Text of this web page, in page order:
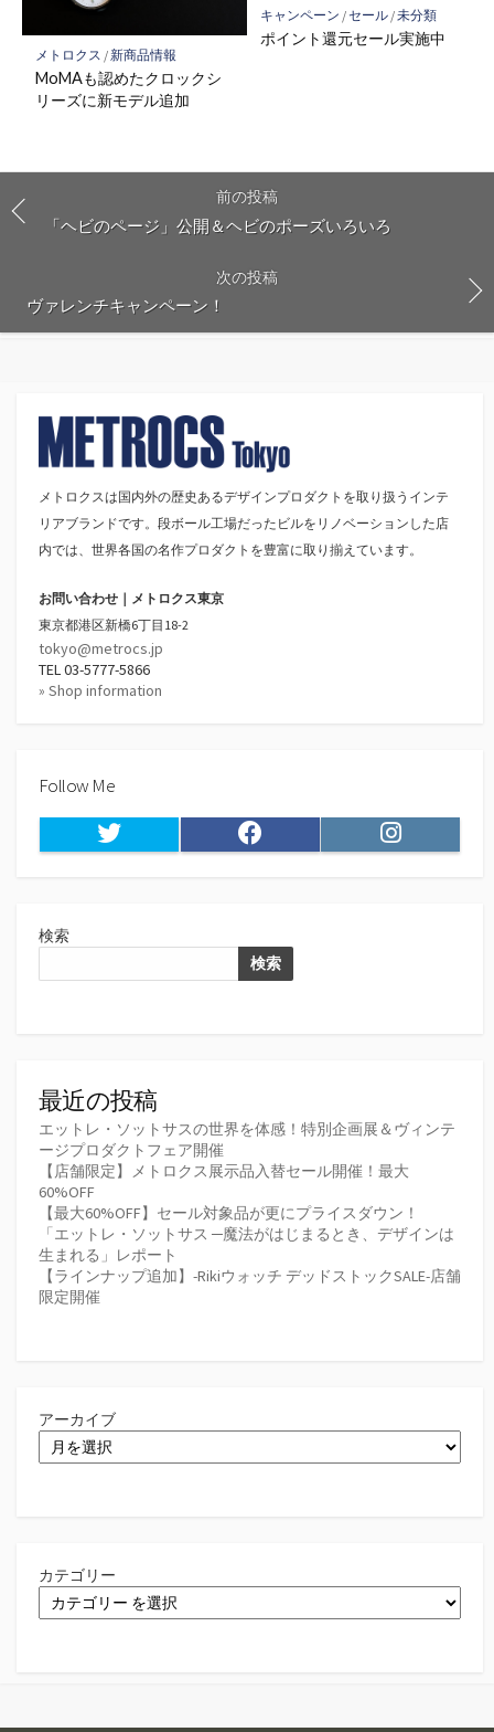
メトロクス /新商品情報
MoMAも認めたクロックシ
リーズに新モデル追加
キャンペーン /セール/未分類
ポイント還元セール実施中
前の投稿
「ヘビのページ」公開＆ヘビのポーズいろいろ
次の投稿
ヴァレンチキャンペーン！
メトロクスは国内外の歴史あるデザインプロダクトを取り扱うインテ
リアブランドです。段ボール工場だったビルをリノベーションした店
内では、世界各国の名作プロダクトを豊富に取り揃えています。
お問い合わせ｜メトロクス東京
東京都港区新橋6丁目18-2
tokyo@metrocs.jp
TEL 03-5777-5866
» Shop information
Follow Me
Twitter Facebook Instagram
検索
検索
最近の投稿
エットレ・ソットサスの世界を体感！特別企画展＆ヴィンテ
ージプロダクトフェア開催
【店舗限定】メトロクス展示品入替セール開催！最大
60%OFF
【最大60%OFF】セール対象品が更にプライスダウン！
「エットレ・ソットサス ─魔法がはじまるとき、デザインは
生まれる」レポート
【ラインナップ追加】-Rikiウォッチ デッドストックSALE-店舗
限定開催
アーカイブ
カテゴリー